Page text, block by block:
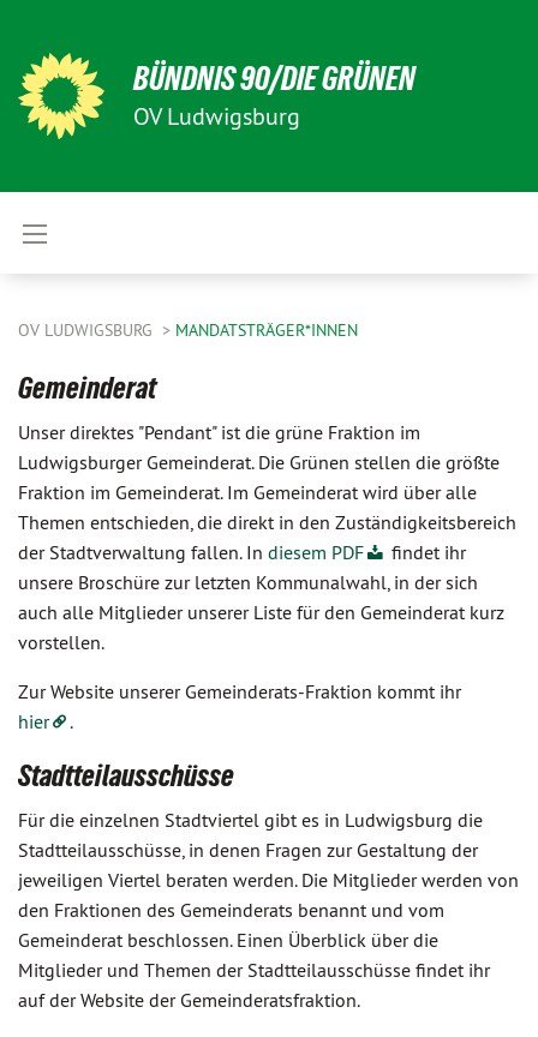
BÜNDNIS 90/DIE GRÜNEN
OV Ludwigsburg
OV LUDWIGSBURG MANDATSTRÄGER*INNEN
Gemeinderat
Unser direktes "Pendant" ist die grüne Fraktion im
Ludwigsburger Gemeinderat. Die Grünen stellen die größte
Fraktion im Gemeinderat. Im Gemeinderat wird über alle
Themen entschieden, die direkt in den Zuständigkeitsbereich
der Stadtverwaltung fallen. In diesem PDF
findet ihr
unsere Broschüre zur letzten Kommunalwahl, in der sich
auch alle Mitglieder unserer Liste für den Gemeinderat kurz
vorstellen.
Zur Website unserer Gemeinderats-Fraktion kommt ihr
hier
.
Stadtteilausschüsse
Für die einzelnen Stadtviertel gibt es in Ludwigsburg die
Stadtteilausschüsse, in denen Fragen zur Gestaltung der
jeweiligen Viertel beraten werden. Die Mitglieder werden von
den Fraktionen des Gemeinderats benannt und vom
Gemeinderat beschlossen. Einen Überblick über die
Mitglieder und Themen der Stadtteilausschüsse findet ihr
auf der Website der Gemeinderatsfraktion.